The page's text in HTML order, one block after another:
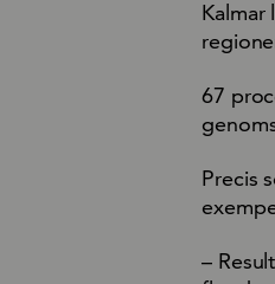
67
Precis
–